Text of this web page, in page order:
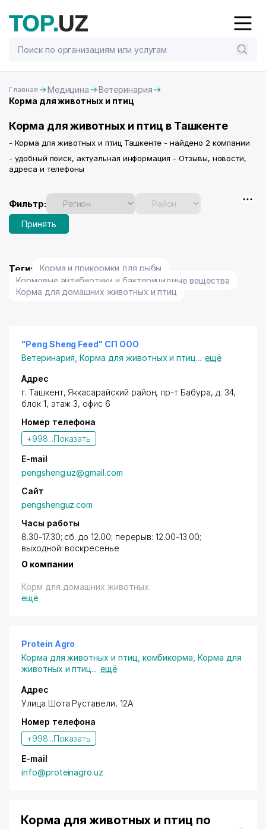
Главная Медицина
Ветеринария
Корма для животных и птиц
Корма для животных и птиц в Ташкенте
- Корма для животных и птиц Ташкенте - найдено 2 компании
- удобный поиск, актуальная информация - Отзывы, новости,
адреса и телефоны
Фильтр:
Принять
Теги:
Корма и прикормки для рыбы
Кормовые антибиотики и бактерицидные вещества
Корма для домашних животных и птиц
"Peng Sheng Feed" СП ООО
Ветеринария ,Корма для животных и птиц... ещё
Адрес
г. Ташкент, Яккасарайский район, пр-т Бабура, д. 34,
блок 1, этаж 3, офис 6
Номер телефона
+998...Показать
E-mail
pengsheng.uz@gmail.com
Сайт
pengshenguz.com
Часы работы
8.30-17.30; сб. до 12.00; перерыв: 12.00-13.00;
выходной: воскресенье
О компании
Корм для домашних животных.
ещё
Protein Agro
Корма для животных и птиц, комбикорма ,Корма для
животных и птиц... ещё
Адрес
Улица Шота Руставели, 12А
Номер телефона
+998...Показать
E-mail
info@proteinagro.uz
Корма для животных и птиц по